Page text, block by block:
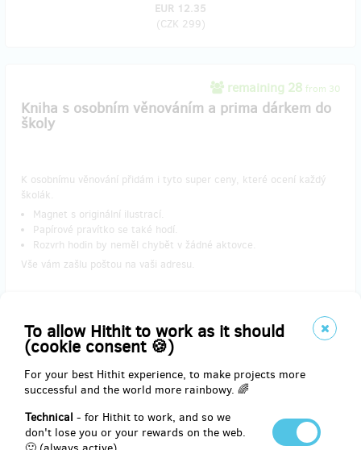
To allow Hithit to work as it should
(cookie consent 🍪)
For your best Hithit experience, to make projects more
successful and the world more rainbowy. 🌈
Technical - for Hithit to work, and so we
don't lose you or your rewards on the web.
EUR 12.35
(CZK 299)
remaining 28 from 30
Kniha s osobním věnováním a prima dárkem do
školy
K osobnímu věnování přidám i tyto super ceny, které ocení každý
školák.
Magnet s originální ilustrací.
Papírové pravítko se také hodí.
Rozvrh hodin by neměl chybět v žádné aktovce.
Vše vám zašlu poštou na vaši adresu.
end
EUR 14.87
remaining 1from 2
Kniha + poukaz